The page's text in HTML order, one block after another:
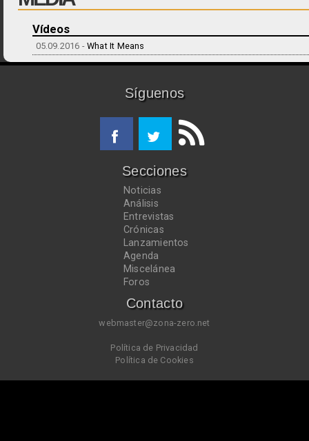
Vídeos
05.09.2016 - What It Means
Síguenos
Secciones
Noticias
Análisis
Entrevistas
Crónicas
Lanzamientos
Agenda
Miscelánea
Foros
Contacto
webmaster@zona-zero.net
Política de Privacidad
Política de Cookies